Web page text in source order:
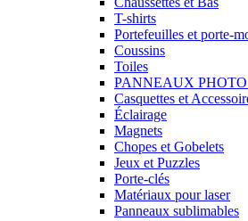
T-shirts
Portefeuilles et porte-
Coussins
Toiles
PANNEAUX
Casquettes et
Éclairage
Magnets
Chopes et Gobelets
Jeux et Puzzles
Porte-clés
Matériaux pour laser
Panneaux sublimables